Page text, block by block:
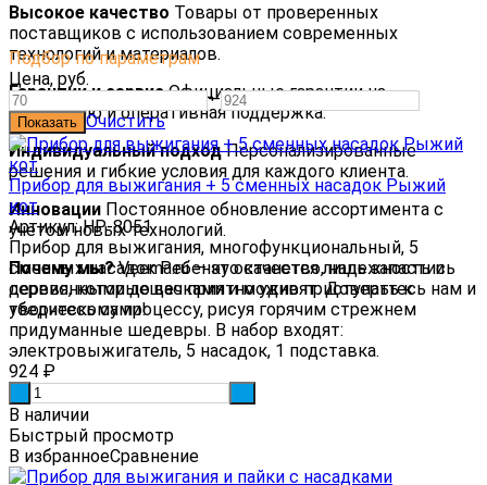
Высокое качество Товары от проверенных
поставщиков с использованием современных
технологий и материалов.
Гарантии и сервисОфициальные гарантии на
продукцию и оперативная поддержка.
Индивидуальный подходПерсонализированные
решения и гибкие условия для каждого клиента.
Инновации Постоянное обновление ассортимента с
учетом новых технологий.
Почему мы?Veema.ru — это качество, надежность и
сервис, которые вас приятно удивят. Доверьтесь нам и
убедитесь сами!
Подбор по параметрам
Цена, руб.
—
Очистить
Прибор для выжигания + 5 сменных насадок Рыжий
кот
Артикул: НР-8051
Прибор для выжигания, многофункциональный, 5
сменных насадок Ребенку останется лишь запастись
деревянными дощечками и можно приступать к
творческому процессу, рисуя горячим стрежнем
придуманные шедевры. В набор входят:
электровыжигатель, 5 насадок, 1 подставка.
924 ₽
В наличии
Быстрый просмотр
В избранноеСравнение